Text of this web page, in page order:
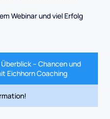
Webinar und viel Erfolg
– Chancen und
Eichhorn Coaching